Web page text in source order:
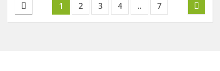
1 2 3 4 .. 7